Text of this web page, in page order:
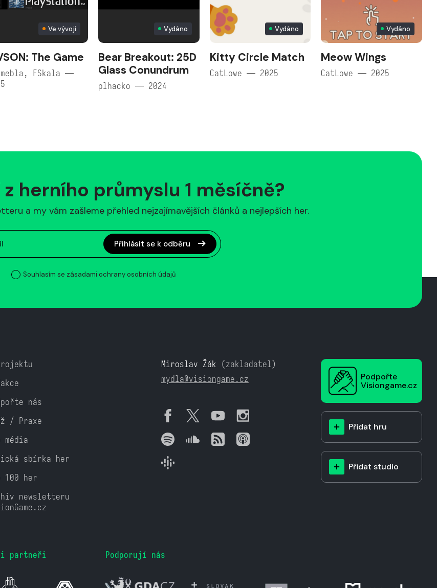
Ve vývoji
The Game
FSkala —
Vydáno
Bear Breakout: 25D
Glass Conundrum
plhacko — 2024
Vydáno
Kitty Circle Match
CatLowe — 2025
Vydáno
Meow Wings
CatLowe — 2025
herního průmyslu 1 měsíčně?
a my vám zašleme přehled nejzajímavějších článků a nejlepších her.
Přihlásit se k odběru
Souhlasím se zásadami ochrany osobních údajů
nás
/ Praxe
média
sbírka her
100 her
newsletteru
Miroslav Žák (zakladatel)
mydla@visiongame.cz
Podpořte
Visiongame.cz
Přidat hru
Přidat studio
partneři Podporují nás